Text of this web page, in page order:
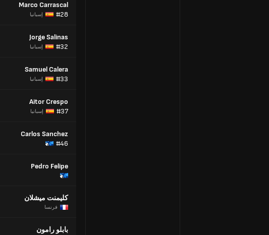
Marco Carrascal
#28
إسبانيا
Jorge Salinas
#32
إسبانيا
Samuel Calera
#33
إسبانيا
Aitor Crespo
#37
إسبانيا
Carlos Sanchez
#46
Pedro Felipe
كليمنت ميشلان
فرنسا
بابلو رامون